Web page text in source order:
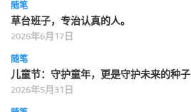
随笔
草台班子，专治认真的人。
2026年6月17日
随笔
儿童节：守护童年，更是守护未来的种子
2026年5月31日